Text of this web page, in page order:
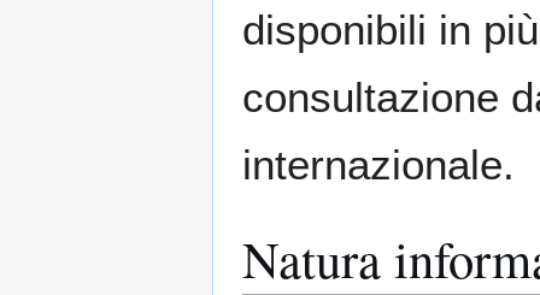
disponibili in
consultazione
internazionale.
Natura